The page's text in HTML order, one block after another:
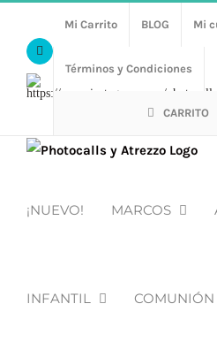
contenidoFacebook
Https://www.instagram.com/
Mi Carrito BLOG Mi
Términos y Condiciones
CARRITO
¡NUEVO! MARCOS
INFANTIL COMUNIÓN